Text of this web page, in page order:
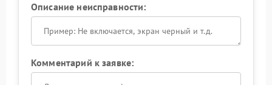
Описание неисправности:
Комментарий к заявке: